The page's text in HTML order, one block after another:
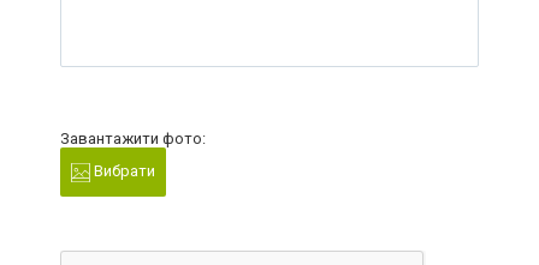
Завантажити фото:
Вибрати